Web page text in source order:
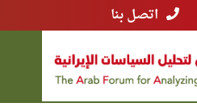
اتصل بنا